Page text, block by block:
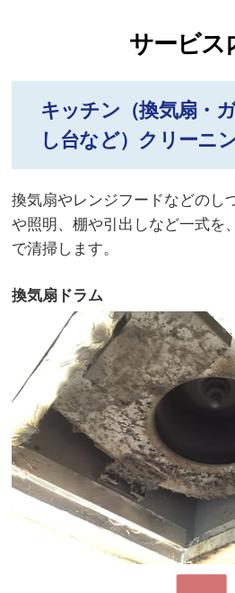
サービス
キッチン（換気扇・
し台など）クリーニ
換気扇やレンジフードなどのし
や照明、棚や引出しなど一式を
で清掃します。
換気扇ドラム